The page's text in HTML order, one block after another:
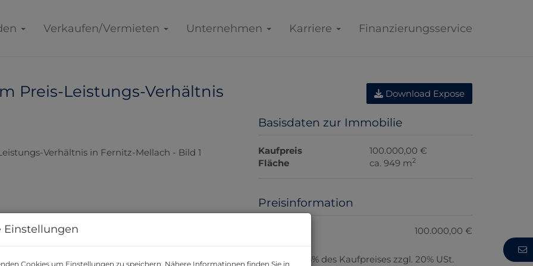
Verkaufen/Vermieten Unternehmen Karriere Finanzierungsservice
Preis-Leistungs-Verhältnis Download Expose
Basisdaten zur Immobilie
Kaufpreis
100.000,00 €
Fläche
ca. 949 m2
Preisinformation
100.000,00 €
Provision: 3% des Kaufpreises zzgl. 20% USt.
Einstellungen
Cookies um Einstellungen zu speichern. Nähere Informationen finden Sie in